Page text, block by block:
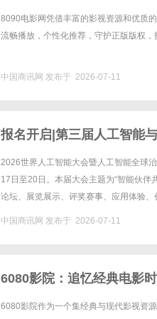
8090电影网凭借丰富的影视资源和优质
流畅播放，个性化推荐，守护正版版权
中国商讯网 发布于 2026-07-11
报名开启|第三届人工智能
2026世界人工智能大会暨人工智能全球
17日至20日。本届大会主题为“智能伙伴
论坛、展览展示、评奖赛事、应用体验
中国商讯网 发布于 2026-07-11
6080影院：追忆经典电影
6080影院作为一个集经典与现代影视资